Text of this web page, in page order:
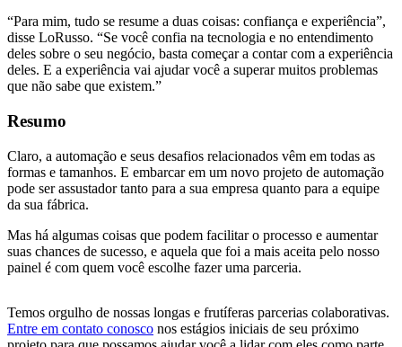
“Para mim, tudo se resume a duas coisas: confiança e experiência”,
disse LoRusso. “Se você confia na tecnologia e no entendimento
deles sobre o seu negócio, basta começar a contar com a experiência
deles. E a experiência vai ajudar você a superar muitos problemas
que não sabe que existem.”
Resumo
Claro, a automação e seus desafios relacionados vêm em todas as
formas e tamanhos. E embarcar em um novo projeto de automação
pode ser assustador tanto para a sua empresa quanto para a equipe
da sua fábrica.
Mas há algumas coisas que podem facilitar o processo e aumentar
suas chances de sucesso, e aquela que foi a mais aceita pelo nosso
painel é com quem você escolhe fazer uma parceria.
Temos orgulho de nossas longas e frutíferas parcerias colaborativas.
Entre em contato conosco nos estágios iniciais de seu próximo